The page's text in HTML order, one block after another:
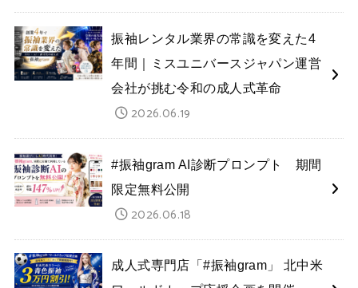
振袖レンタル業界の常識を変えた4
年間｜ミスユニバースジャパン運営
会社が挑む令和の成人式革命
2026.06.19
#振袖gram AI診断プロンプト 期間
限定無料公開
2026.06.18
成人式専門店「#振袖gram」 北中米